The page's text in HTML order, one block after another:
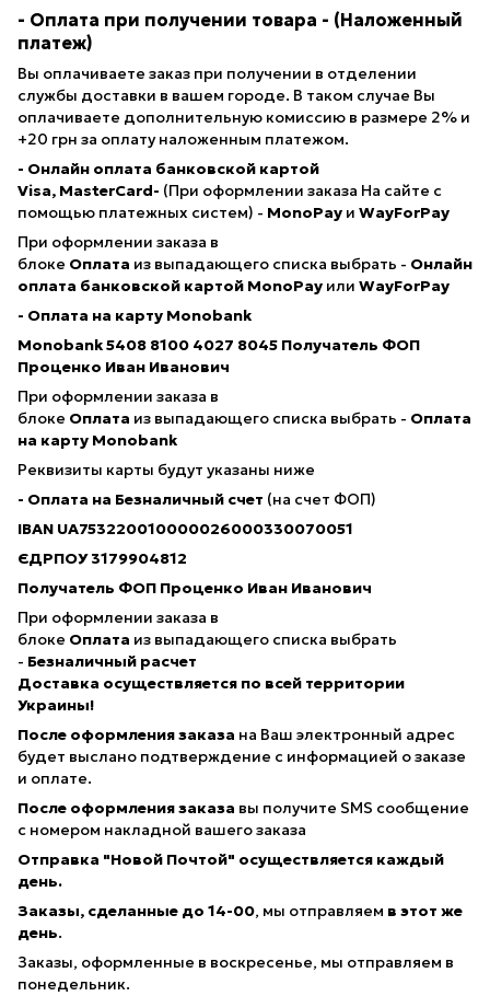
- Оплата при получении товара - (Наложенный
платеж)
Вы оплачиваете заказ при получении в отделении
службы доставки в вашем городе. В таком случае Вы
оплачиваете дополнительную комиссию в размере 2% и
+20 грн за оплату наложенным платежом.
- Онлайн оплата банковской картой
Visa, MasterCard- (При оформлении заказа На сайте с
помощью платежных систем) - MonoPay и WayForPay
При оформлении заказа в
блоке Оплата из выпадающего списка выбрать - Онлайн
оплата банковской картой MonoPay или WayForPay
- Оплата на карту Monobank
Monobank 5408 8100 4027 8045 Получатель ФОП
Проценко Иван Иванович
При оформлении заказа в
блоке Оплата из выпадающего списка выбрать - Оплата
на карту Monobank
Реквизиты карты будут указаны ниже
- Оплата на Безналичный счет (на счет ФОП)
IBAN UA753220010000026000330070051
ЄДРПОУ 3179904812
Получатель ФОП Проценко Иван Иванович
При оформлении заказа в
блоке Оплата из выпадающего списка выбрать
- Безналичный расчет
Доставка осуществляется по всей территории
Украины!
После оформления заказа на Ваш электронный адрес
будет выслано подтверждение с информацией о заказе
и оплате.
После оформления заказа вы получите SMS сообщение
с номером накладной вашего заказа
Отправка "Новой Почтой" осуществляется каждый
день.
Заказы, сделанные до 14-00, мы отправляем в этот же
день.
Заказы, оформленные в воскресенье, мы отправляем в
понедельник.